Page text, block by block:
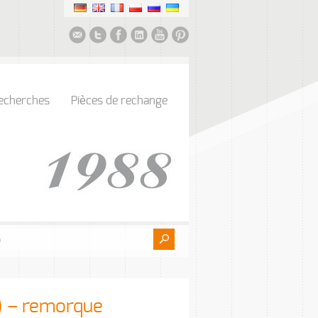
Pièces de rechange
– remorque